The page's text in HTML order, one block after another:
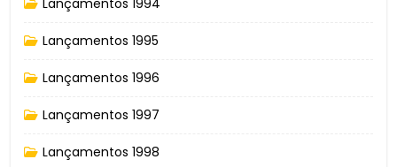
Lançamentos 1995
Lançamentos 1996
Lançamentos 1997
Lançamentos 1998